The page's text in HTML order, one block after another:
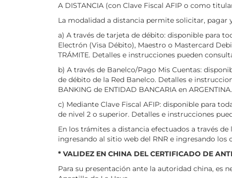
A DISTANCIA (con Clave Fiscal AFIP o como
La modalidad a distancia permite solicitar, pagar
a) A través de tarjeta de débito: disponible para
Electrón (Visa Débito), Maestro o Mastercard Debit
TRÁMITE. Detalles e instrucciones pueden
b) A través de Banelco/Pago Mis Cuentas:
de débito de la Red Banelco. Detalles e
BANKING de ENTIDAD BANCARIA en ARGENTINA.
c) Mediante Clave Fiscal AFIP: disponible para
de nivel 2 o superior. Detalles e instrucciones
En los trámites a distancia efectuados a través
ingresando al sitio web del RNR e ingresando
* VALIDEZ EN CHINA DEL CERTIFICADO DE
Para su presentación ante la autoridad china, es